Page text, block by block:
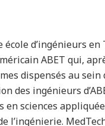
école d’ingénieurs
ABET qui,
dispensés au sein
des ingénieurs
en sciences
l’ingénierie.